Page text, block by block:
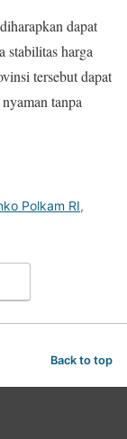
dapat
stabilitas harga
tersebut dapat
tanpa
Polkam RI,
Back to top